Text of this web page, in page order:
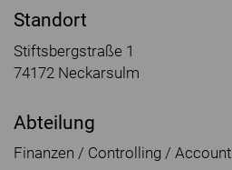
Standort
Stiftsbergstraße 1
74172 Neckarsulm
Abteilung
Finanzen / Controlling /